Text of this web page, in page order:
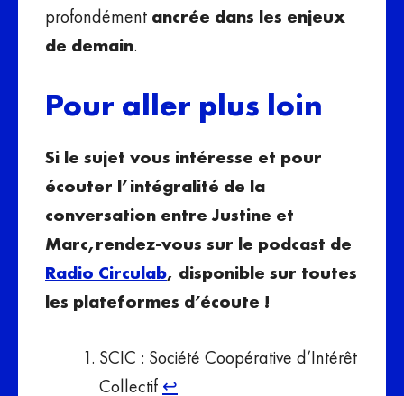
profondément ancrée dans les enjeux
de demain.
Pour aller plus loin
Si le sujet vous intéresse et pour
écouter l’intégralité de la
conversation entre Justine et
Marc,rendez-vous sur le podcast de
Radio Circulab, disponible sur toutes
les plateformes d’écoute !
SCIC : Société Coopérative d’Intérêt
Collectif ↩︎